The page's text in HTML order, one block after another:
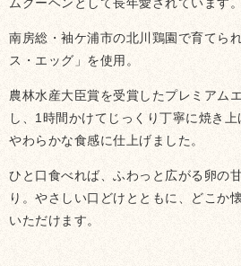
南房総・袖ケ浦市の北川鶏園で育てら
ス・エッグ」を使用。
農林水産大臣賞を受賞したプレミアム
し、1時間かけてじっくり丁寧に焼き
やわらかな食感に仕上げました。
ひと口食べれば、ふわっと広がる卵の
り。やさしい口どけとともに、どこか
いただけます。